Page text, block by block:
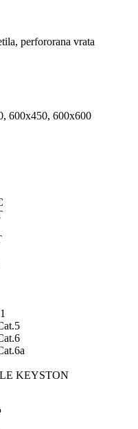
perfororana vrata
600x450, 600x600
KEYSTON